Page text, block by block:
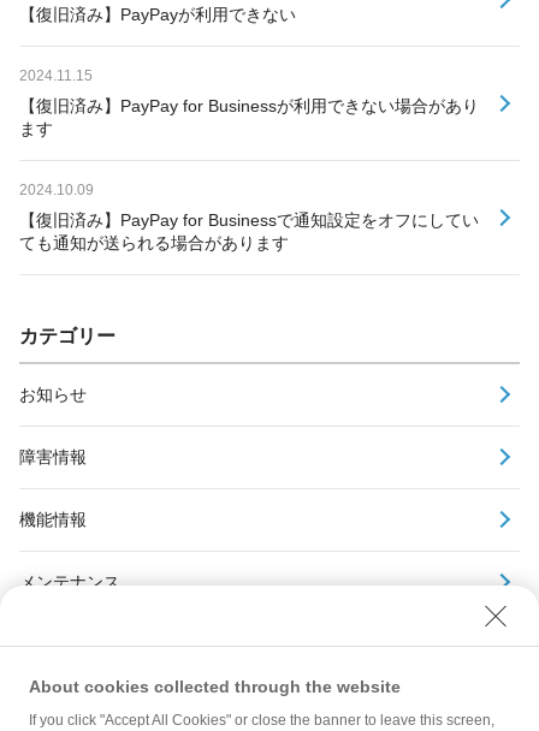
【復旧済み】PayPayが利用できない
2024.11.15
【復旧済み】PayPay for Businessが利用できない場合があり
ます
2024.10.09
【復旧済み】PayPay for Businessで通知設定をオフにしてい
ても通知が送られる場合があります
カテゴリー
お知らせ
障害情報
機能情報
メンテナンス
About cookies collected through the website
If you click "Accept All Cookies" or close the banner to leave this screen,